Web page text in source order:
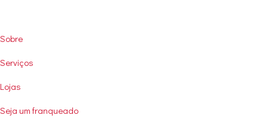
User
account
menu
Sobre
Serviços
Lojas
Seja um franqueado